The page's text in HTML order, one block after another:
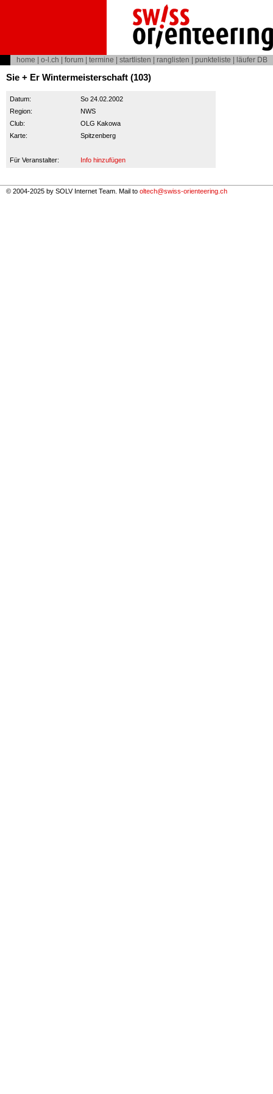
home o-l.ch forum termine startlisten ranglisten punkteliste läufer DB
Sie + Er Wintermeisterschaft (103)
Datum:
So 24.02.2002
Region:
NWS
Club:
OLG Kakowa
Karte:
Spitzenberg
Für Veranstalter: Info hinzufügen
© 2004-2025 by SOLV Internet Team. Mail to oltech@swiss-orienteering.ch